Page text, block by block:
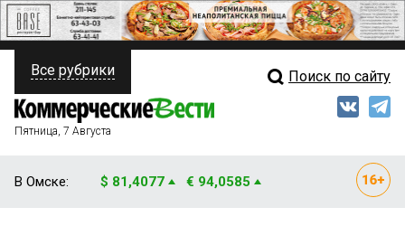
ПОЛИТИКА
ФИНАНСЫ
Свежий выпуск
Все рубрики Поиск по сайту
Пятница, 7 Августа
В Омске: $ 81,4077 € 94,0585